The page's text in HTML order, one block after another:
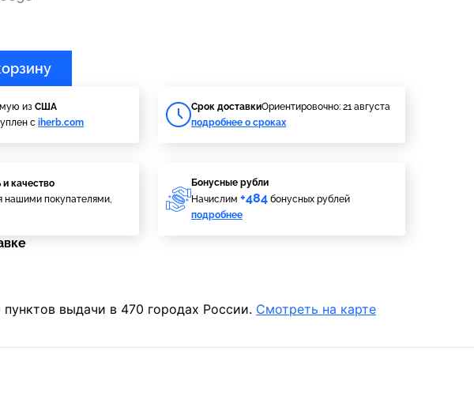
из США
с iherb.com
Cрок доставкиОриентировочно: 21 августа
подробнее о сроках
и качество
нашими покупателями,
Бонусные рубли
Начислим +484 бонусных рублей
подробнее
выдачи в 470 городах России. Смотреть на карте